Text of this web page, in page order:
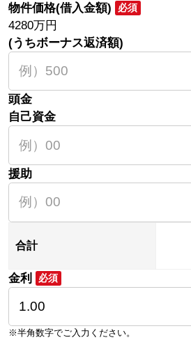
物件価格(借入金額) 必須
4280万円
(うちボーナス返済額)
頭金
自己資金
援助
合計
金利 必須
※半角数字でご入力ください。